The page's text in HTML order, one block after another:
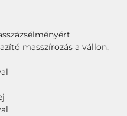
masszírozás a vállon,